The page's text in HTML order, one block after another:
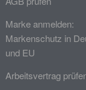
Marke anmelden:
Markenschutz in
und EU
Arbeitsvertrag